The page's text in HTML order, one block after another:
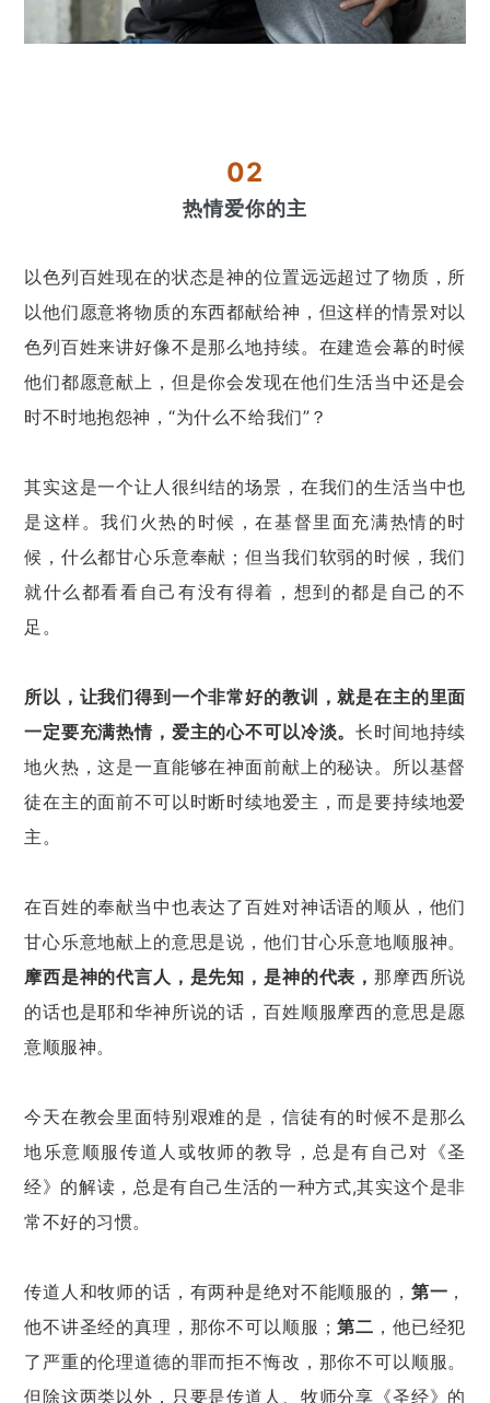
02
热情爱你的主
以色列百姓现在的状态是神的位置远远超过了物质，所
以他们愿意将物质的东西都献给神，但这样的情景对以
色列百姓来讲好像不是那么地持续。在建造会幕的时候
他们都愿意献上，但是你会发现在他们生活当中还是会
时不时地抱怨神，“为什么不给我们”？
其实这是一个让人很纠结的场景，在我们的生活当中也
是这样。我们火热的时候，在基督里面充满热情的时
候，什么都甘心乐意奉献；但当我们软弱的时候，我们
就什么都看看自己有没有得着，想到的都是自己的不
足。
所以，让我们得到一个非常好的教训，就是在主的里面
一定要充满热情，爱主的心不可以冷淡。长时间地持续
地火热，这是一直能够在神面前献上的秘诀。所以基督
徒在主的面前不可以时断时续地爱主，而是要持续地爱
主。
在百姓的奉献当中也表达了百姓对神话语的顺从，他们
甘心乐意地献上的意思是说，他们甘心乐意地顺服神。
摩西是神的代言人，是先知，是神的代表，那摩西所说
的话也是耶和华神所说的话，百姓顺服摩西的意思是愿
意顺服神。
今天在教会里面特别艰难的是，信徒有的时候不是那么
地乐意顺服传道人或牧师的教导，总是有自己对《圣
经》的解读，总是有自己生活的一种方式,其实这个是非
常不好的习惯。
传道人和牧师的话，有两种是绝对不能顺服的， 第一 ，
他不讲圣经的真理，那你不可以顺服；第二 ，他已经犯
了严重的伦理道德的罪而拒不悔改，那你不可以顺服。
但除这两类以外，只要是传道人、牧师分享《圣经》的